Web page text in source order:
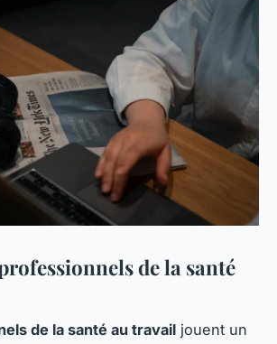
de la santé
de la santé au travail jouent un